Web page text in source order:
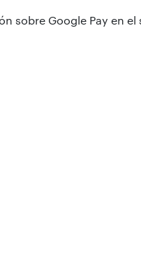
sobre Google Pay en el